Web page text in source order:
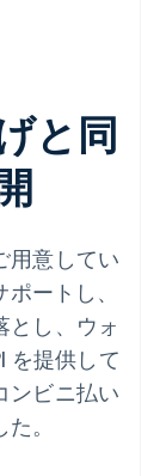
と同
用意してい
ポートし、
とし、ウォ
を提供して
ンビニ払い
。